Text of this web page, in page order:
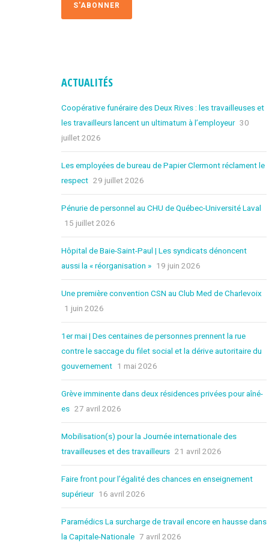
ACTUALITÉS
Coopérative funéraire des Deux Rives : les travailleuses et
les travailleurs lancent un ultimatum à l’employeur 30
juillet 2026
Les employées de bureau de Papier Clermont réclament le
respect 29 juillet 2026
Pénurie de personnel au CHU de Québec-Université Laval
15 juillet 2026
Hôpital de Baie-Saint-Paul | Les syndicats dénoncent
aussi la « réorganisation » 19 juin 2026
Une première convention CSN au Club Med de Charlevoix
1 juin 2026
1er mai | Des centaines de personnes prennent la rue
contre le saccage du filet social et la dérive autoritaire du
gouvernement 1 mai 2026
Grève imminente dans deux résidences privées pour aîné-
es 27 avril 2026
Mobilisation(s) pour la Journée internationale des
travailleuses et des travailleurs 21 avril 2026
Faire front pour l’égalité des chances en enseignement
supérieur 16 avril 2026
Paramédics La surcharge de travail encore en hausse dans
la Capitale-Nationale 7 avril 2026